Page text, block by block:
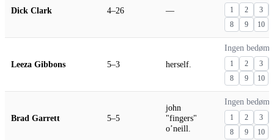
Dick Clark 4–26 — 1 2
3
8
9 10
Leeza Gibbons 5–3 herself.
Ingen
1 2
3
8
9 10
Brad Garrett 5–5
john
"fingers"
o’neill.
Ingen
1 2
3
8
9 10